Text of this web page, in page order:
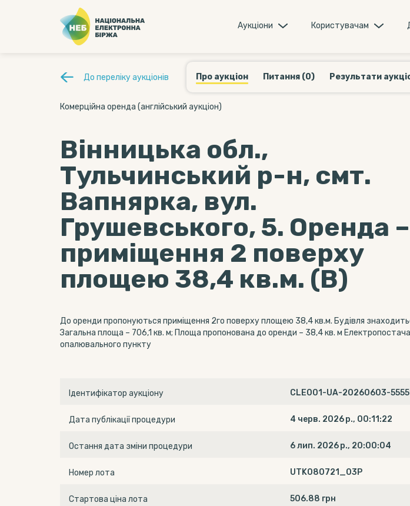
Аукцiони Користувачам
До переліку аукціонів Про аукціон Питання (0) Результати
Комерційна оренда (англійський аукціон)
Вінницька обл.,
Тульчинський р-н, смт.
Вапнярка, вул.
Грушевського, 5. Оренда –
приміщення 2 поверху
площею 38,4 кв.м. (В)
До оренди пропонуються приміщення 2го поверху площею 38,4 кв.м. Будівля
Загальна площа – 706,1 кв. м; Площа пропонована до оренди – 38,4 кв. м
опалювального пункту
Ідентифікатор аукціону CLE001-UA-20260603-
Дата публікації процедури 4 черв. 2026 р., 00:11:22
Остання дата зміни процедури 6 лип. 2026 р., 20:00:04
Номер лота UTK080721_03P
Стартова ціна лота 506.88 грн